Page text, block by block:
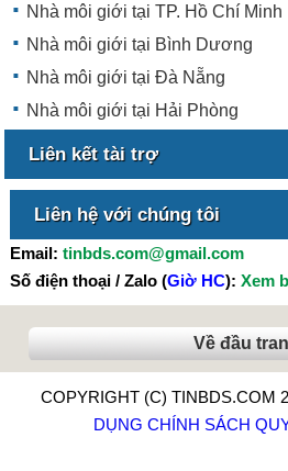
Nhà môi giới tại TP. Hồ Chí Minh
Nhà môi giới tại Bình Dương
Nhà môi giới tại Đà Nẵng
Nhà môi giới tại Hải Phòng
Liên kết tài trợ
Liên hệ với chúng tôi
Email: tinbds.com@gmail.com
Số điện thoại / Zalo (Giờ HC): Xem
Về đầu
COPYRIGHT (C) TINBDS.COM
DỤNG CHÍNH SÁCH